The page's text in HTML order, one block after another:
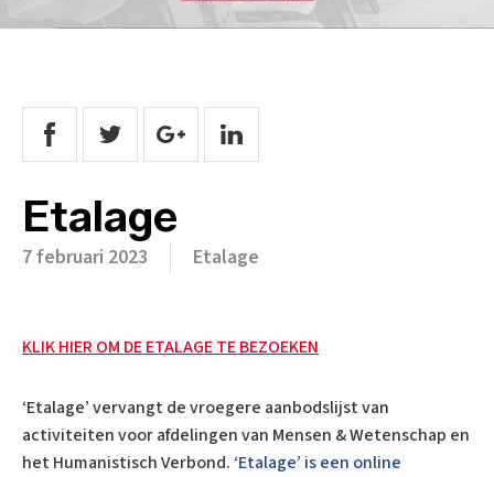
Etalage
7 februari 2023 Etalage
KLIK HIER OM DE ETALAGE TE BEZOEKEN
‘Etalage’ vervangt de vroegere aanbodslijst van
activiteiten voor afdelingen van Mensen & Wetenschap en
het Humanistisch Verbond. ‘Etalage’ is een online